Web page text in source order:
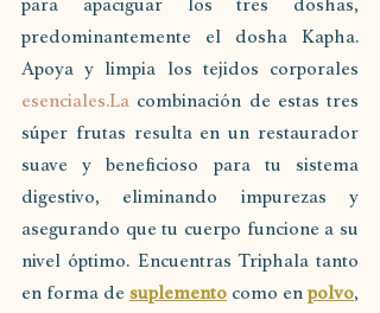
para apaciguar los tres doshas,
predominantemente el dosha Kapha.
esenciales.La combinación de estas tres
súper frutas resulta en un restaurador
suave y beneficioso para tu sistema
digestivo, eliminando impurezas y
asegurando que tu cuerpo funcione a su
nivel óptimo. Encuentras Triphala tanto
en forma de suplemento como en polvo,